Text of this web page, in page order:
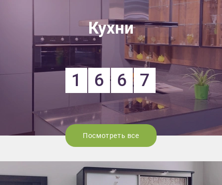
Кухни
1 6 6 7
Посмотреть все